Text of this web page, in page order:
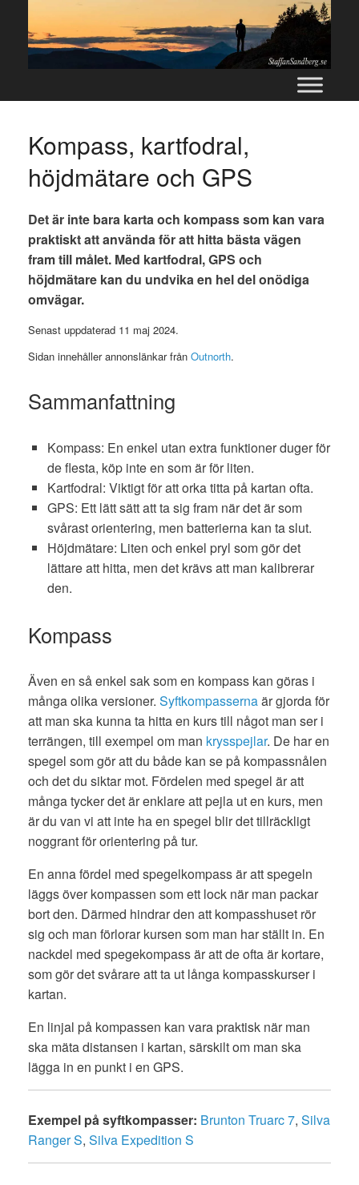
content
Kompass, kartfodral,
höjdmätare och GPS
Det är inte bara karta och kompass som kan vara
praktiskt att använda för att hitta bästa vägen
fram till målet. Med kartfodral, GPS och
höjdmätare kan du undvika en hel del onödiga
omvägar.
Senast uppdaterad 11 maj 2024.
Sidan innehåller annonslänkar från Outnorth.
Sammanfattning
Kompass: En enkel utan extra funktioner duger för
de flesta, köp inte en som är för liten.
Kartfodral: Viktigt för att orka titta på kartan ofta.
GPS: Ett lätt sätt att ta sig fram när det är som
svårast orientering, men batterierna kan ta slut.
Höjdmätare: Liten och enkel pryl som gör det
lättare att hitta, men det krävs att man kalibrerar
den.
Kompass
Även en så enkel sak som en kompass kan göras i
många olika versioner. Syftkompassernaär gjorda för
att man ska kunna ta hitta en kurs till något man ser i
terrängen, till exempel om man krysspejlar. De har en
spegel som gör att du både kan se på kompassnålen
och det du siktar mot. Fördelen med spegel är att
många tycker det är enklare att pejla ut en kurs, men
är du van vi att inte ha en spegel blir det tillräckligt
noggrant för orientering på tur.
En anna fördel med spegelkompass är att spegeln
läggs över kompassen som ett lock när man packar
bort den. Därmed hindrar den att kompasshuset rör
sig och man förlorar kursen som man har ställt in. En
nackdel med spegekompass är att de ofta är kortare,
som gör det svårare att ta ut långa kompasskurser i
kartan.
En linjal på kompassen kan vara praktisk när man
ska mäta distansen i kartan, särskilt om man ska
lägga in en punkt i en GPS.
Exempel på syftkompasser: Brunton Truarc 7, Silva
Ranger S, Silva Expedition S